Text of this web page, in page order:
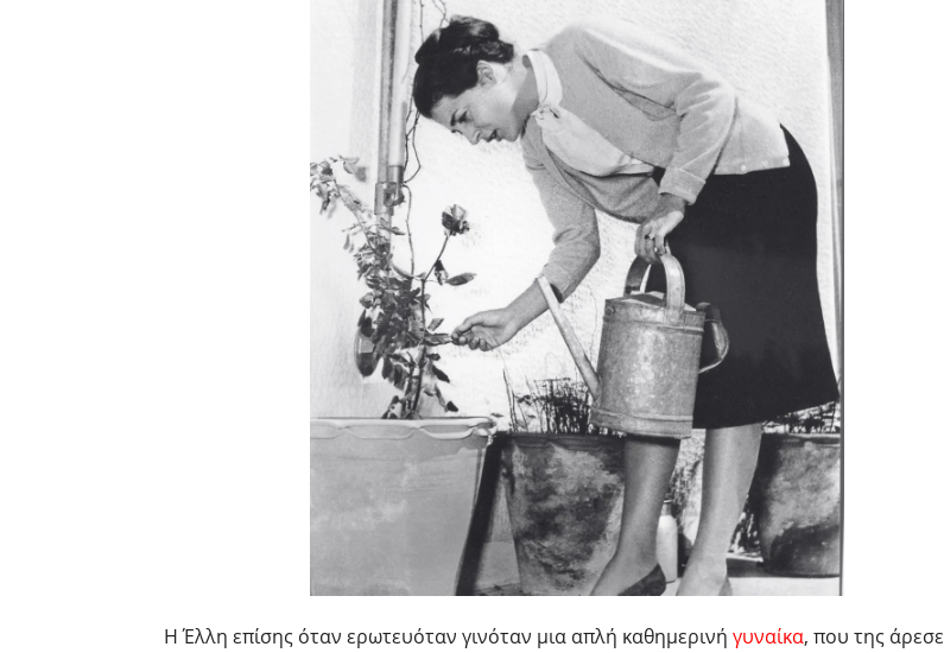
Η Έλλη επίσης όταν ερωτευόταν γινόταν μια απλή καθημερινή γυναίκα, που της άρεσε